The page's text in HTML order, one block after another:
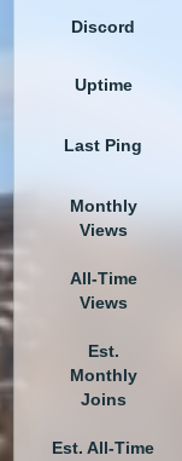
Discord
Uptime
Last Ping
Monthly
Views
All-Time
Views
Est.
Monthly
Joins
Est. All-Time